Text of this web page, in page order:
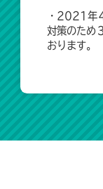
・2021年
対策のため
おります。